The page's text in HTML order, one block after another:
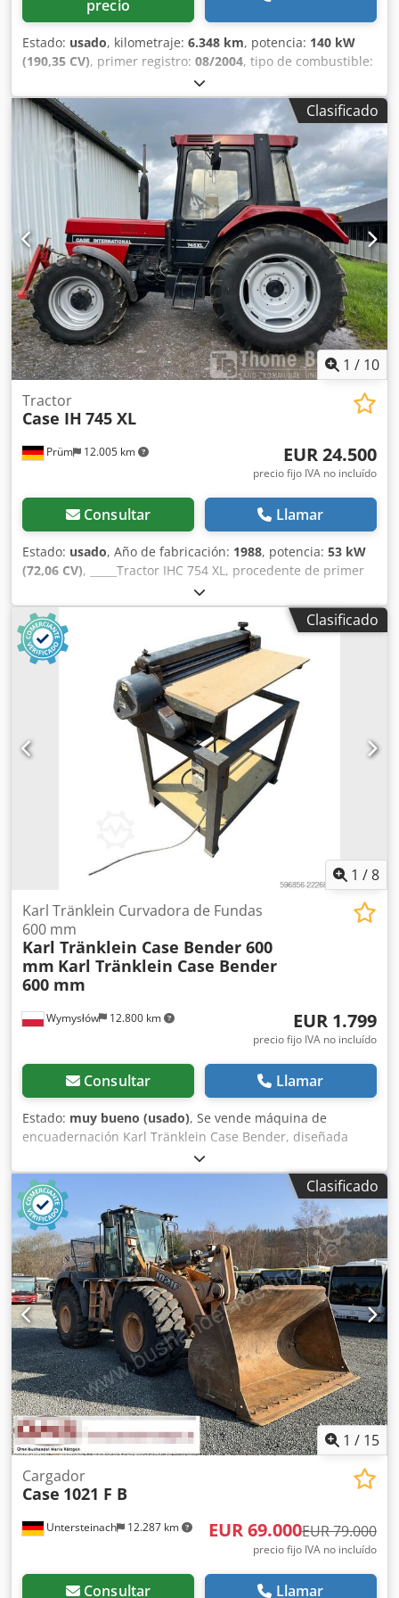
precio
Estado: usado, kilometraje: 6.348 km, potencia: 140 kW
(190,35 CV), primer registro: 08/2004, tipo de combustible:
2004
MXM190 / Samson Cisterna de Vacío 8000 L Año: 2004
Cedpfeynq Dbex Aidorf Condición: Buena Número de
serie: ACM231045 Ref. nº.: 8084 Fecha de matriculación:
CV: 190 Horas: 6348 Caja de cambios: Powershift total 19+6
Depósito de gasoil: 1 Capacidad del depósito: 400 L Radio:
? Asiento neumático: ? Frenos: Frenos de disco en baño de
aceite Tamaño de neumáticos: 600/65R25 + 650/75R38 -
520/70R34 Porcentaje de banda de rodadura restante: 60%
90% - 40% Caja de herramientas: ? Sistema hidráulico: ?
Fabricante de cisterna: Samson Capacidad de la cisterna:
8000 L Bomba de alta presión: 2 x HPP Caudal de alta
presión: 122 l/min - 130 bar Bomba de vacío: Samson
Mando a distancia: ?
Clasificado
1 / 10
Prüm 12.005 km
Tractor
Case IH 745 XL
EUR 24.500
precio fijo IVA no incluído
Consultar Llamar
Estado: usado, Año de fabricación: 1988, potencia: 53 kW
(72,06 CV), _____Tractor IHC 754 XL, procedente de primer
propietario, en óptimas condiciones. Horas de
funcionamiento: aproximadamente 8600. Año de
fabricación: 1988. Elevador delantero. Toma de fuerza
delantera. Transmisión de 30 km/h. Precio: 24.500,00
euros, sin IVA. Ubicación: null. Crodpozdmutsfx Aidsf
Clasificado
1 /8
Wymysłów 12.800 km
Karl Tränklein Curvadora de Fundas
600 mm
Karl Tränklein Case Bender 600
mm Karl Tränklein Case Bender
600 mm
EUR 1.799
precio fijo IVA no incluído
Consultar Llamar
Estado: muy bueno (usado), Se vende máquina de
encuadernación Karl Tränklein Case Bender, diseñada
para dar forma y curvar los lomos de las cubiertas de
libros de tapa dura. El dispositivo proporciona a las
cubiertas el radio adecuado, lo que permite que se ajusten
perfectamente al bloque del libro. La máquina está
equipada con rodillos ajustables que permiten adaptarse
a diferentes grosores de cubiertas. Su robusta estructura
de hierro fundido garantiza una alta precisión y una larga
vida útil. Csdpfx Aisziwnbodjrf Datos técnicos: Fabricante:
Karl Tränklein Tipo: Case Bender / máquina para dar
forma a lomos Ancho de trabajo: aprox. 600 mm Ajuste de
la presión de los rodillos Estructura estable de hierro
fundido Accionamiento eléctrico Mesa de trabajo Estado:
usada Aplicaciones: producción de libros de tapa dura,
encuadernaciones, imprentas, empresas de artes gráficas,
producción de álbumes, catálogos y encuadernaciones.
Clasificado
1 / 15
Untersteinach 12.287 km
Cargador
Case 1021 F B
EUR 69.000EUR 79.000
precio fijo IVA no incluído
Consultar Llamar